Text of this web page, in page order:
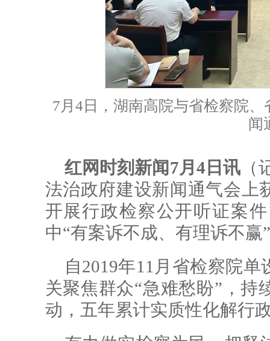
7月4日，湖南高院与省检察院
闻
红网时刻新闻7月4日讯
法治政府建设新闻通气会上
开展行政检察公开听证案
中“有案诉不成、有理诉不赢
自2019年11月省检察院
关聚焦群众“急难愁盼”，持
动，五年累计实质性化解行